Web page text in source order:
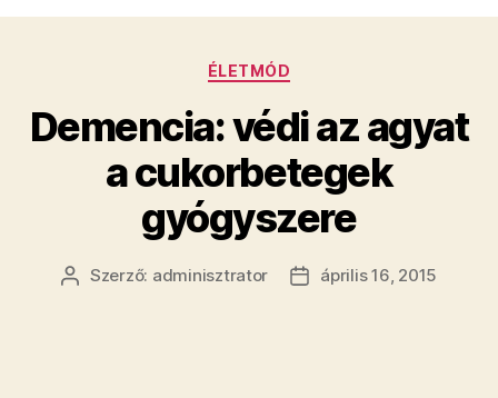
Kategóriák
ÉLETMÓD
Demencia: védi az agyat
a cukorbetegek
gyógyszere
Bejegyzés
Szerző: adminisztrator
Bejegyzés
április 16, 2015